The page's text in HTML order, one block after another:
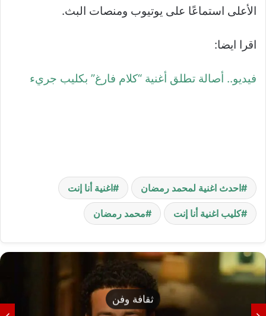
الأعلى استماعًا على يوتيوب ومنصات البث.
اقرا ايضا:
فيديو.. أصالة تطلق أغنية “كلام فارغ” بكليب جريء
احدث اغنية لمحمد رمضان اغنية أنا إنت
كليب اغنية أنا إنت محمد رمضان
ثقافة وفن